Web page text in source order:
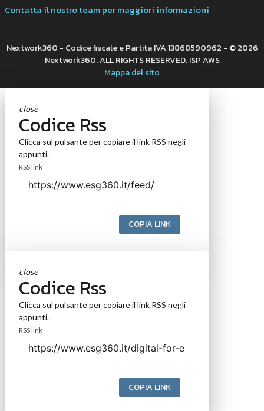
Contatta il nostro team per maggiori informazioni
Nextwork360 - Codice fiscale e Partita IVA 13868590962 - © 2026
Nextwork360. ALL RIGHTS RESERVED. ISP AWS
Mappa del sito
close
Codice Rss
Clicca sul pulsante per copiare il link RSS negli
appunti.
RSS link
COPIA LINK
close
Codice Rss
Clicca sul pulsante per copiare il link RSS negli
appunti.
RSS link
COPIA LINK